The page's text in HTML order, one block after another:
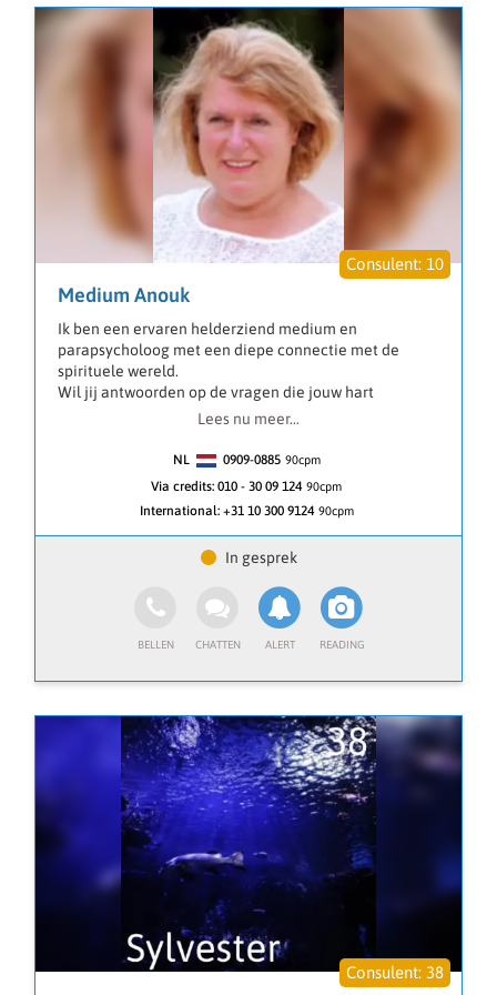
10
Medium Anouk
Ik ben een ervaren helderziend medium en
parapsycholoog met een diepe connectie met de
spirituele wereld.
Wil jij antwoorden op de vragen die jouw hart
relaties, hoe je elkaar aanvult en wat je van elkaar
• Levensvragen: Vind geluk, rust, acceptatie, zingeving,
vrede, welzijn en liefde in je leven.
relatie en hoe je je met je partner verbindt.
• Tarot: Laat de kaarten je begeleiden en ontdek de
verborgen betekenis achter hun symbolen.
paranormale inzichten en voorspellingen die je verder
• Rouwverwerking: Deel je rouwproces in een veilige
omgeving en samen vinden we steun.
• Financiën & Carrière: Ontdek nieuwe mogelijkheden
en vind de juiste richting in je werk.
• Privéproblemen & Familiezaken: Ontvang helderheid
en inzicht in uitdagende situaties.
• Kinderen & Opvoeding: Krijg begeleiding bij de
opvoeding van je kinderen en ontdek hun unieke
talenten.
• Voeding & Welzijn: Leer hoe je je lichaam kunt
voeden en in balans kunt brengen.
• Zakelijke uitdagingen & Sollicitaties: Ontvang advies
en ondersteuning bij het bereiken van je doelen.
Lees nu meer...
NL 0909-0885 90cpm
Via credits: 010 - 30 09 124 90cpm
International: +31 10 300 9124 90cpm
38